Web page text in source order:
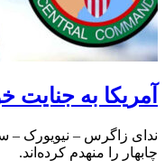
آمریکا به جنایت
چابهار را منهدم کرده‌اند.